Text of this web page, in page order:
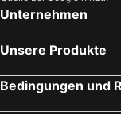
Villa Melody Novalja
Belveder Deluxe Suite
Peter Pan
Unternehmen
Unsere Produkte
Bedingungen und